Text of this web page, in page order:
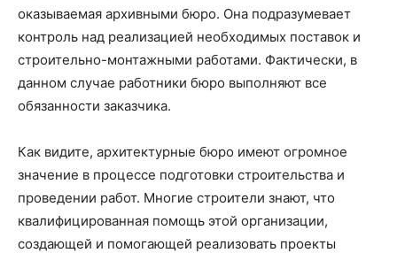
оказываемая архивными бюро. Она подразумевает
контроль над реализацией необходимых поставок и
строительно-монтажными работами. Фактически, в
данном случае работники бюро выполняют все
обязанности заказчика.
Как видите, архитектурные бюро имеют огромное
значение в процессе подготовки строительства и
проведении работ. Многие строители знают, что
квалифицированная помощь этой организации,
создающей и помогающей реализовать проекты